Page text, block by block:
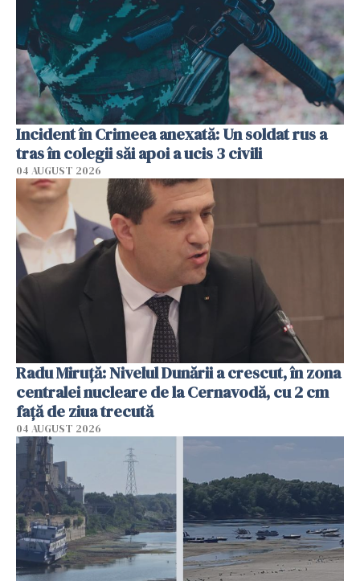
Incident în Crimeea anexată: Un soldat rus a
tras în colegii săi apoi a ucis 3 civili
04 AUGUST 2026
Radu Miruţă: Nivelul Dunării a crescut, în zona
centralei nucleare de la Cernavodă, cu 2 cm
faţă de ziua trecută
04 AUGUST 2026